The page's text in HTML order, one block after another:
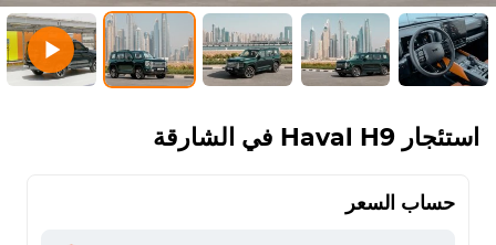
استئجار Haval H9 في الشارقة
حساب السعر